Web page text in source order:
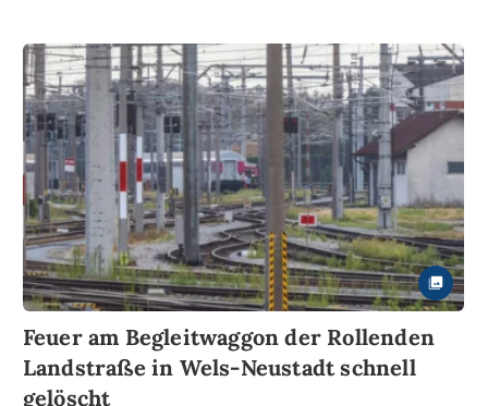
Feuer am Begleitwaggon der Rollenden
Landstraße in Wels-Neustadt schnell
gelöscht